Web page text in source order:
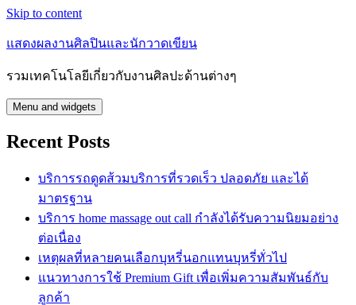
Skip to content
แสดงผลงานศิลปินและนักวาดเขียน
รวมเทคโนโลยีเกี่ยวกับงานศิลปะด้านต่างๆ
Menu and widgets
Recent Posts
บริการรถดูดส้วมบริการที่รวดเร็ว ปลอดภัย และได้
มาตรฐาน
บริการ home massage out call กำลังได้รับความนิยมอย่าง
ต่อเนื่อง
เหตุผลที่หลายคนเลือกบุหรี่นอกแทนบุหรี่ทั่วไป
แนวทางการใช้ Premium Gift เพื่อเพิ่มความสัมพันธ์กับ
ลูกค้า